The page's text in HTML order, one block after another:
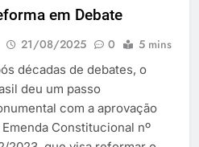
em Debate
21/08/2025 0 5 mins
décadas de debates, o
deu um passo
com a aprovação
Emenda Constitucional nº